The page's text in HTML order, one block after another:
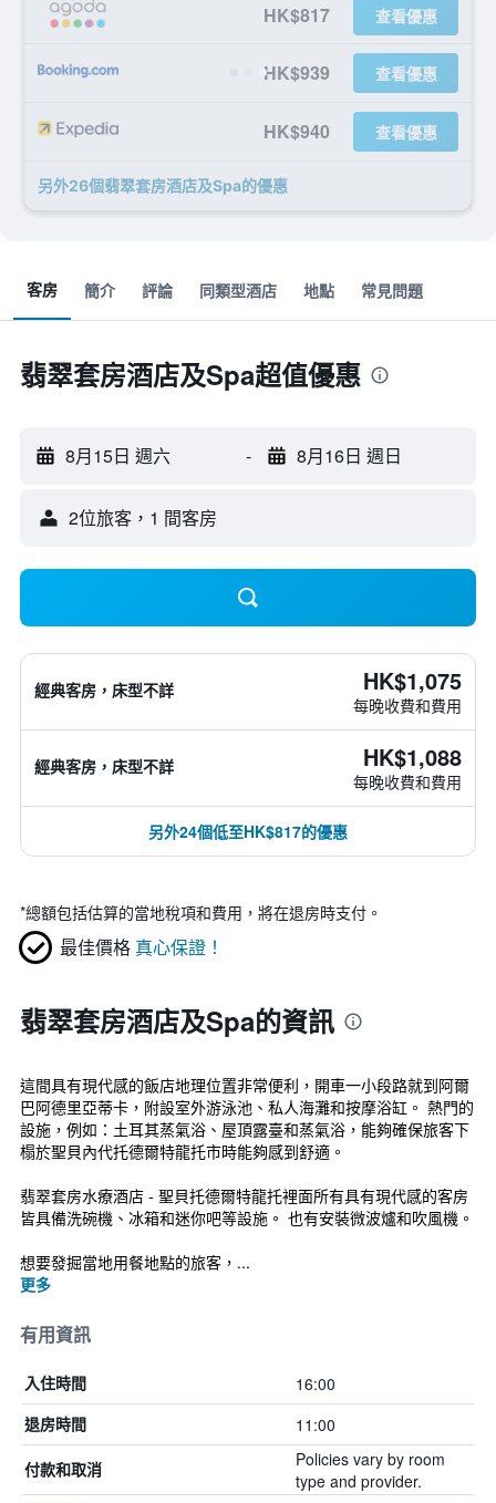
HK$817 查看優惠
HK$939 查看優惠
HK$940 查看優惠
另外26個翡翠套房酒店及Spa​的優惠
客房 簡介 評論 同類型酒店 地點 常見問題
翡翠套房酒店及Spa超值優惠
8月15日 週六 - 8月16日 週日
2位旅客，1 間客房
經典客房，床型不詳 HK$1,075
每晚收費和費用
經典客房，床型不詳 HK$1,088
每晚收費和費用
另外24個低至HK$817的優惠
*總額包括估算的當地稅項和費用，將在退房時支付。
最佳價格 真心保證！
翡翠套房酒店及Spa的資訊
這間具有現代感的飯店地理位置非常便利，開車一小段路就到阿爾
巴阿德里亞蒂卡，附設室外游泳池、私人海灘和按摩浴缸。 熱門的
設施，例如：土耳其蒸氣浴、屋頂露臺和蒸氣浴，能夠確保旅客下
榻於聖貝內代托德爾特龍托市時能夠感到舒適。
翡翠套房水療酒店 - 聖貝托德爾特龍托裡面所有具有現代感的客房
皆具備洗碗機、冰箱和迷你吧等設施。 也有安裝微波爐和吹風機。
想要發掘當地用餐地點的旅客，...
更多
有用資訊
入住時間 16:00
退房時間 11:00
付款和取消
Policies vary by room
type and provider.